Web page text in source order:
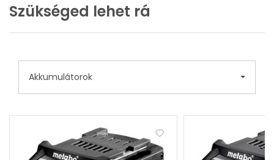
Szükséged lehet rá
Akkumulátorok